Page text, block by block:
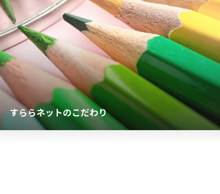
すららネットのこだわり